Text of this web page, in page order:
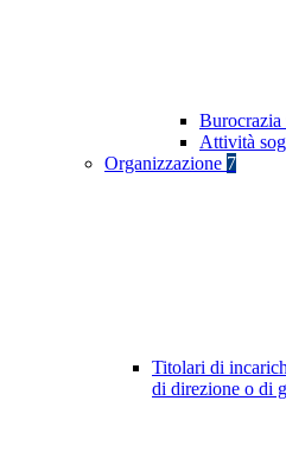
Burocrazia
Attività
Organizzazione 7
Titolari di
di direzione o di